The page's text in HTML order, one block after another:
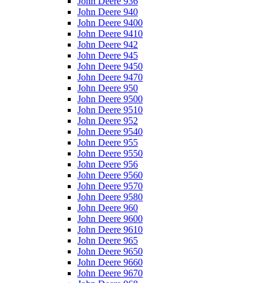
John Deere 940
John Deere 9400
John Deere 9410
John Deere 942
John Deere 945
John Deere 9450
John Deere 9470
John Deere 950
John Deere 9500
John Deere 9510
John Deere 952
John Deere 9540
John Deere 955
John Deere 9550
John Deere 956
John Deere 9560
John Deere 9570
John Deere 9580
John Deere 960
John Deere 9600
John Deere 9610
John Deere 965
John Deere 9650
John Deere 9660
John Deere 9670